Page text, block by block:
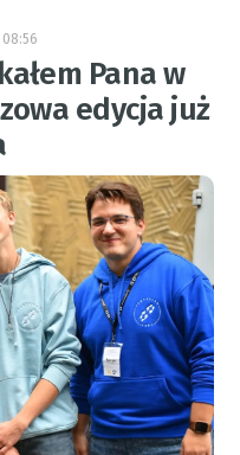
08:56
Pana w
edycja już